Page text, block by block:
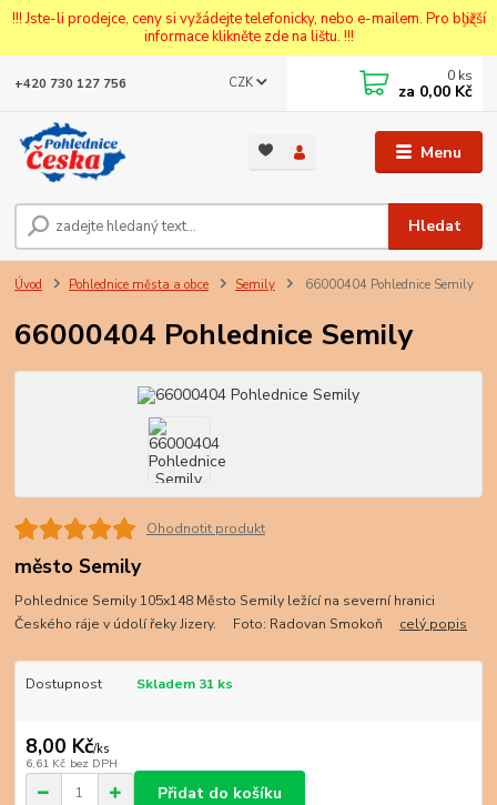
!!! Jste-li prodejce, ceny si vyžádejte telefonicky, nebo e-mailem. Pro bližší
informace klikněte zde na lištu. !!!
Menu
CZK
Hledat
+420 730 127 756 0 ks
za 0,00 Kč
Úvod Pohlednice města a obce Semily 66000404 Pohlednice Semily
66000404 Pohlednice Semily
Ohodnotit produkt
město Semily
Pohlednice Semily 105x148 Město Semily ležící na severní hranici
Českého ráje v údolí řeky Jizery. Foto: Radovan Smokoň celý popis
Dostupnost Skladem 31 ks
8,00 Kč/ks
6,61 Kč bez DPH
Přidat do košíku